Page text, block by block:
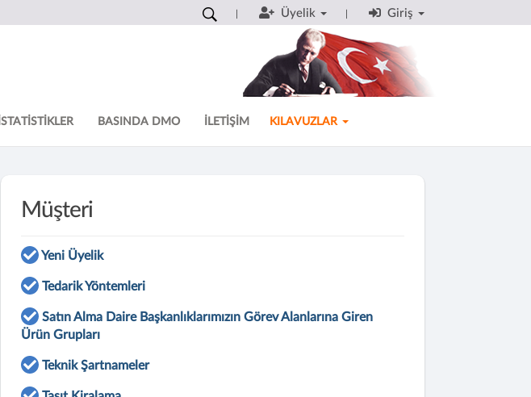
Üyelik Giriş
İSTATİSTİKLER BASINDA DMO İLETİŞİM KILAVUZLAR
Müşteri
Yeni Üyelik
Tedarik Yöntemleri
Satın Alma Daire Başkanlıklarımızın Görev Alanlarına Giren
Ürün Grupları
Teknik Şartnameler